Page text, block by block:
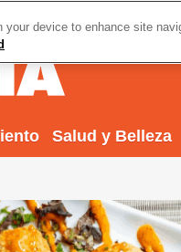
Salud y Belleza
your device to enhance site